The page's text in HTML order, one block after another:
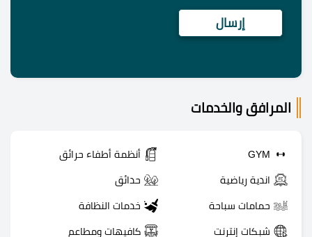
المرافق والخدمات
GYM أنظمة أطفاء حرائق
اندية رياضية حدائق
حمامات سباحة خدمات النظافة
شبكات إنترنت كافيهات ومطاعم